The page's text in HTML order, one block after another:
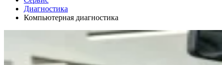
Диагностика
Компьютерная диагностика